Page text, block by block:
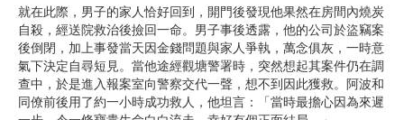
就在此際，男子的家人恰好回到，開門後發現他果然在房間內燒炭
自殺，經送院救治後撿回一命。男子事後透露，他的公司於盜竊案
後倒閉，加上事發當天因金錢問題與家人爭執，萬念俱灰，一時意
氣下決定自尋短見。當他途經觀塘警署時，突然想起其案件仍在調
查中，於是進入報案室向警察交代一聲，想不到因此獲救。阿波和
同僚前後用了約一小時成功救人，他坦言：「當時最擔心因為來遲